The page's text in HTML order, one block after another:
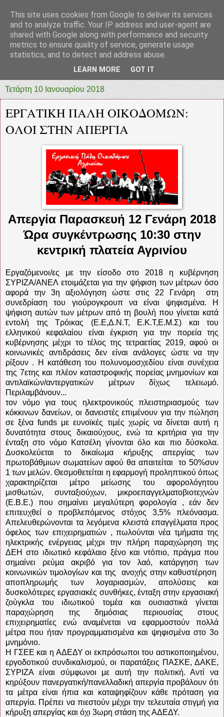
prototypia
"ΠΡΩΤΟΤΥΠΙΑ" * ΑΝΕΞΑΡΤΗΤΗ-ΗΛΕΚΤΡΟΝΙΚΗ-
Τετάρτη 10 Ιανουαρίου 2018
ΕΡΓΑΤΙΚΗ ΠΑΛΗ ΟΙΚΟΔΟΜΩΝ:
ΟΛΟΙ ΣΤΗΝ ΑΠΕΡΓΙΑ
Απεργία Παρασκευή 12 Γενάρη 2018
Ώρα συγκέντρωσης 10:30 στην
κεντρική πλατεία Αγρινίου
Εργαζόμενοι/ες με την είσοδο στο 2018 η κυβέρνηση
ΣΥΡΙΖΑ/ΑΝΕΛ ετοιμάζεται για την ψήφιση των μέτρων όσο
αφορά την 3η αξιολόγηση ώστε στις 22 Γενάρη στη
συνεδρίαση του γιούρογκρουπ να είναι ψηφισμένα. Η
ψήφιση αυτών των μέτρων από τη βουλή που γίνεται κατά
εντολή της Τρόικας (Ε.Ε,Δ.Ν.Τ, Ε.Κ.Τ,Ε.Μ.Σ) και του
ελληνικού κεφαλαίου είναι έγκριση για την πορεία της
κυβέρνησης μέχρι το τέλος της τετραετίας 2019, αφού οι
κοινωνικές αντιδράσεις δεν είναι ανάλογες ώστε να την
ρίξουν . Η κατάθεση του πολυνομοσχεδίου είναι συνέχεια
της 7ετης και πλέον καταστροφικής πορείας μνημονίων και
αντιλαϊκών/αντεργατικών μέτρων δίχως τελειωμό.
Περιλαμβάνουν...
τον νόμο για τους ηλεκτρονικούς πλειστηριασμούς των
κόκκινων δανείων, οι δανειστές επιμένουν για την πώληση
σε ξένα funds με ευνοϊκές τιμές χωρίς να δίνεται αυτή η
δυνατότητα στους δικαιούχους, ενώ τα κριτήρια για την
ένταξη στο νόμο Κατσέλη γίνονται όλο και πιο δύσκολα.
Δυσκολεύεται το δικαίωμα κήρυξης απεργίας των
πρωτοβάθμιων σωματείων αφού θα απαιτείται το 50%συν
1 των μελών. Θεσμοθετείται η εφαρμογή προληπτικού όπως
χαρακτηρίζεται μέτρο μείωσης του αφορολόγητου
μισθωτών, συνταξιούχων, μικροεπαγγελματοβιοτεχνών
(Ε.Β.Ε.) που σημαίνει μεγαλύτερη φορολογία , εάν δεν
επιτευχθεί ο προβλεπόμενος στόχος 3,5% πλεόνασμα.
Απελευθερώνονται τα λεγόμενα κλειστά επαγγέλματα προς
όφελος των επιχειρηματιών , πωλούνται νέα τμήματα της
ηλεκτρικής ενέργειας μέχρι την πλήρη παραχώρηση της
ΔΕΗ στο ιδιωτικό κεφάλαιο ξένο και ντόπιο, πράγμα που
σημαίνει ρεύμα ακριβό για τον λαό, κατάργηση των
κοινωνικών τιμολογίων και της ανοχής στην καθυστέρηση
αποπληρωμής των λογαριασμών, απολύσεις και
δυσκολότερες εργασιακές συνθήκες, ένταξη στην εργασιακή
ζούγκλα του ιδιωτικού τομέα και ουσιαστικά γίνεται
παραχώρηση της δημόσιας περιουσίας στους
επιχειρηματίες ενώ αναμένεται να εφαρμοστούν πολλά
μέτρα που ήταν προγραμματισμένα και ψηφισμένα στο 3ο
μνημόνιο.
Η ΓΣΕΕ και η ΑΔΕΔΥ οι εκπρόσωποι του αστικοποιημένου,
εργοδοτικού συνδικαλισμού, οι παρατάξεις ΠΑΣΚΕ, ΔΑΚΕ,
ΣΥΡΙΖΑ είναι σύμφωνοι με αυτή την πολιτική. Αντί να
κηρύξουν πανεργατική/πανελλαδική απεργία προβάλουν ότι
τα μέτρα είναι ήπια και καταψηφίζουν κάθε πρόταση για
απεργία. Πρέπει να πιεστούν μέχρι την τελευταία στιγμή για
κήρυξη απεργίας και όχι 3ωρη στάση της ΑΔΕΔΥ.
This site uses cookies from Google to deliver its services
and to analyze traffic. Your IP address and user-agent are
shared with Google along with performance and security
metrics to ensure quality of service, generate usage
statistics, and to detect and address abuse.
LEARN MORE GOT IT